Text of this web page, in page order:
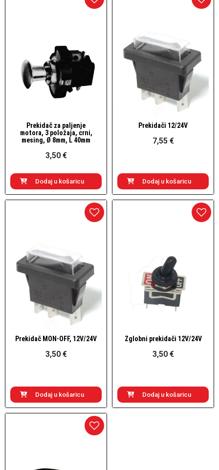
Brzi pogled
Prekidač za paljenje
motora, 3 položaja, crni,
mesing, Ø 8mm, L 40mm
3,50 €
Dodaj u košaricu
Brzi pogled
Prekidači 12/24V
7,55 €
Dodaj u košaricu
Brzi pogled
Prekidač MΟN-OFF, 12V/24V
3,50 €
Dodaj u košaricu
Brzi pogled
Zglobni prekidači 12V/24V
3,50 €
Dodaj u košaricu